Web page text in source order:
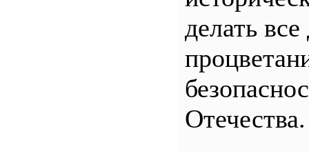
делать все
Отечества.